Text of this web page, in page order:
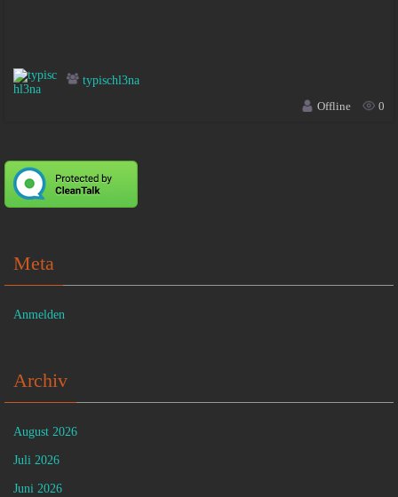
typischl3na
Offline
0
Meta
Anmelden
Archiv
August 2026
Juli 2026
Juni 2026